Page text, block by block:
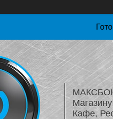
Магазину
Кафе,